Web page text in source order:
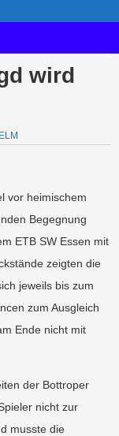
wird
vor heimischem
Begegnung
ETB SW Essen mit
zeigten die
jeweils bis zum
zum Ausgleich
Ende nicht mit
der Bottroper
nicht zur
musste die